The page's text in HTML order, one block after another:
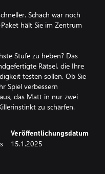
Schach war noch
hält Sie im Zentrum
Stufe zu heben? Das
Rätsel, die Ihre
testen sollen. Ob Sie
Spiel verbessern
das Matt in nur zwei
zu schärfen.
Veröffentlichungsdatum
15.1.2025